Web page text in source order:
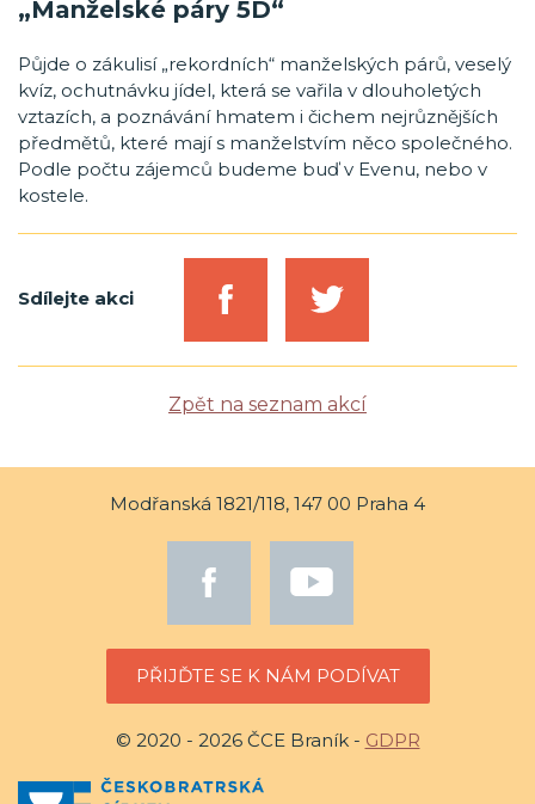
„Manželské páry 5D“
Půjde o zákulisí „rekordních“ manželských párů, veselý
kvíz, ochutnávku jídel, která se vařila v dlouholetých
vztazích, a poznávání hmatem i čichem nejrůznějších
předmětů, které mají s manželstvím něco společného.
Podle počtu zájemců budeme buď v Evenu, nebo v
kostele.
Sdílejte akci
Zpět na seznam akcí
Modřanská 1821/118, 147 00 Praha 4
PŘIJĎTE SE K NÁM PODÍVAT
© 2020 - 2026 ČCE Braník - GDPR